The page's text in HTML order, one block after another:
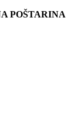
POŠTARINA